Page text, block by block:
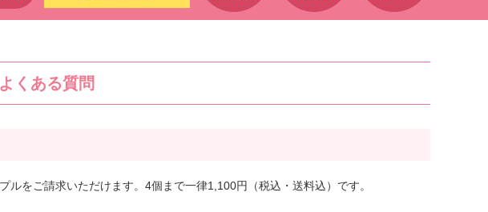
よくある質問
ルをご請求いただけます。4個まで一律1,100円（税込・送料込）です。